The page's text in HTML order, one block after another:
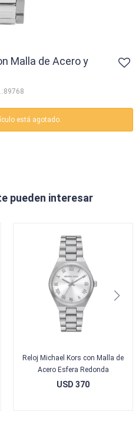
Malla de Acero y
89768
está agotado.
pueden interesar
Reloj Michael Kors con Malla de
Acero Esfera Redonda
USD 370